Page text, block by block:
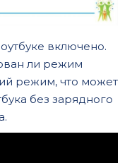
включено.
ли режим
режим, что может
без зарядного